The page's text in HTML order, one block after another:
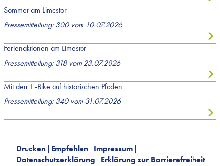
Sommer am Limestor
Pressemitteilung: 300 vom 10.07.2026
Ferienaktionen am Limestor
Pressemitteilung: 318 vom 23.07.2026
Mit dem E-Bike auf historischen Pfaden
Pressemitteilung: 340 vom 31.07.2026
Drucken Empfehlen Impressum
Datenschutzerklärung
Erklärung zur Barrierefreiheit